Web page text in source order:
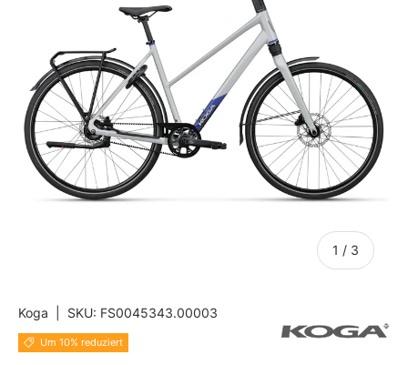
1 / von
3
Koga SKU: FS0045343.00003
Um 10% reduziert